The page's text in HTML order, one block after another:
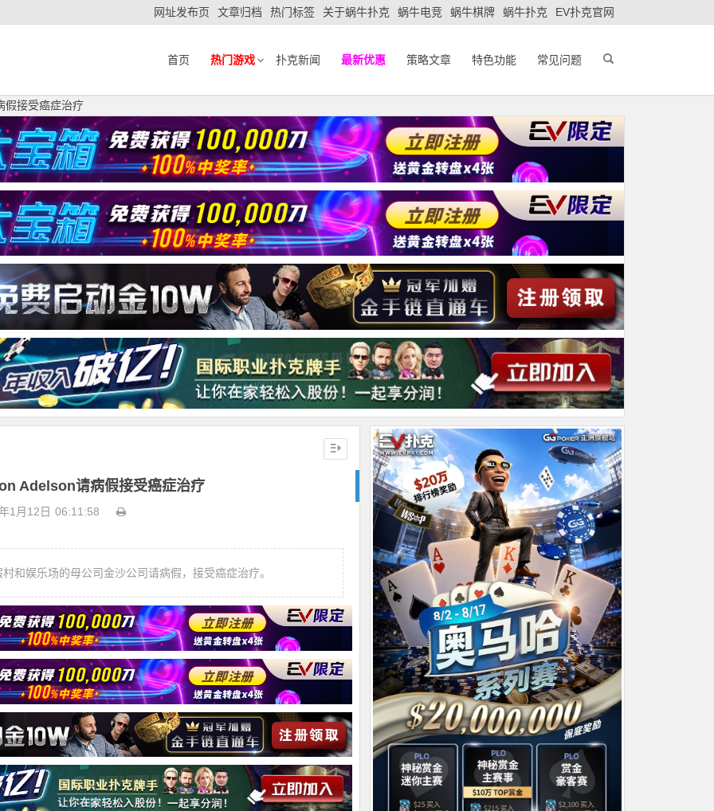
网址发布页 文章归档 热门标签 关于蜗牛扑克 蜗牛电竞 蜗牛棋牌 蜗牛扑克 EV扑克官网
首页 热门游戏 扑克新闻 最新优惠 策略文章 特色功能 常见问题
假接受癌症治疗
Adelson请病假接受癌症治疗
1月12日 06:11:58
和娱乐场的母公司金沙公司请病假，接受癌症治疗。